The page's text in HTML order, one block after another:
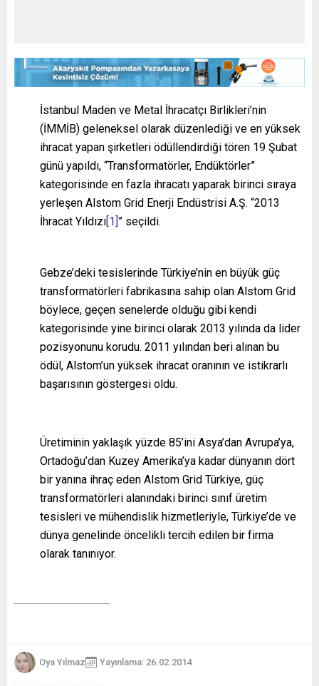
İstanbul Maden ve Metal İhracatçı Birlikleri’nin
(İMMİB) geleneksel olarak düzenlediği ve en yüksek
ihracat yapan şirketleri ödüllendirdiği tören 19 Şubat
günü yapıldı, “Transformatörler, Endüktörler”
kategorisinde en fazla ihracatı yaparak birinci sıraya
yerleşen Alstom Grid Enerji Endüstrisi A.Ş. “2013
İhracat Yıldızı[1]” seçildi.
Gebze’deki tesislerinde Türkiye’nin en büyük güç
transformatörleri fabrikasına sahip olan Alstom Grid
böylece, geçen senelerde olduğu gibi kendi
kategorisinde yine birinci olarak 2013 yılında da lider
pozisyonunu korudu. 2011 yılından beri alınan bu
ödül, Alstom’un yüksek ihracat oranının ve istikrarlı
başarısının göstergesi oldu.
Üretiminin yaklaşık yüzde 85’ini Asya’dan Avrupa’ya,
Ortadoğu’dan Kuzey Amerika’ya kadar dünyanın dört
bir yanına ihraç eden Alstom Grid Türkiye, güç
transformatörleri alanındaki birinci sınıf üretim
tesisleri ve mühendislik hizmetleriyle, Türkiye’de ve
dünya genelinde öncelikli tercih edilen bir firma
olarak tanınıyor.
Oya Yılmaz Yayınlama: 26.02.2014